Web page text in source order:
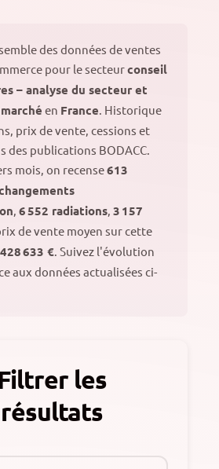
des données de ventes
pour le secteurconseil
– analyse du secteur et
en France. Historique
prix de vente, cessions et
des publications BODACC.
mois, on recense613
, 6 552 radiations, 3 157
de vente moyen sur cette
428 633 €. Suivez l'évolution
aux données actualisées ci-
les
résultats